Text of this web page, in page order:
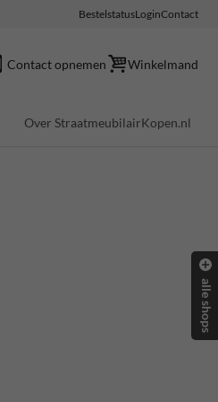
BestelstatusLoginContact
Contact opnemen Winkelmand
Over StraatmeubilairKopen.nl
alle shops